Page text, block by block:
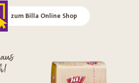
zum Billa Online Shop